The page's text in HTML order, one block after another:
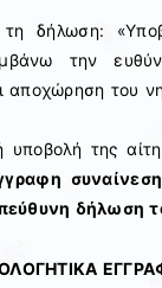
τη δήλωση:
την
αποχώρηση του
υποβολή της
δήλωση